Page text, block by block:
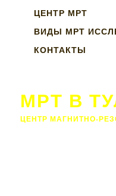
ЦЕНТР МРТ
ВИДЫ МРТ
КОНТАКТЫ
МРТ В
ЦЕНТР МАГНИТНО-